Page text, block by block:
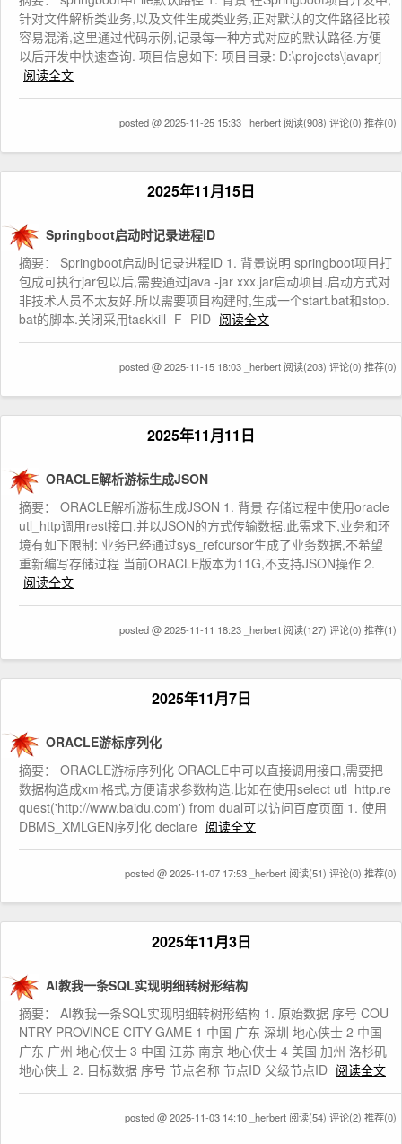
针对文件解析类业务,以及文件生成类业务,正对默认的文件路径比较
容易混淆,这里通过代码示例,记录每一种方式对应的默认路径.方便
以后开发中快速查询. 项目信息如下: 项目目录: D:\projects\javaprj
阅读全文
posted @ 2025-11-25 15:33 _herbert 阅读(908) 评论(0) 推荐(0)
2025年11月15日
Springboot启动时记录进程ID
摘要： Springboot启动时记录进程ID 1. 背景说明 springboot项目打
包成可执行jar包以后,需要通过java -jar xxx.jar启动项目.启动方式对
非技术人员不太友好.所以需要项目构建时,生成一个start.bat和stop.
bat的脚本.关闭采用taskkill -F -PID 阅读全文
posted @ 2025-11-15 18:03 _herbert 阅读(203) 评论(0) 推荐(0)
2025年11月11日
ORACLE解析游标生成JSON
摘要： ORACLE解析游标生成JSON 1. 背景 存储过程中使用oracle
utl_http调用rest接口,并以JSON的方式传输数据.此需求下,业务和环
境有如下限制: 业务已经通过sys_refcursor生成了业务数据,不希望
重新编写存储过程 当前ORACLE版本为11G,不支持JSON操作 2.
阅读全文
posted @ 2025-11-11 18:23 _herbert 阅读(127) 评论(0) 推荐(1)
2025年11月7日
ORACLE游标序列化
摘要： ORACLE游标序列化 ORACLE中可以直接调用接口,需要把
数据构造成xml格式,方便请求参数构造.比如在使用select utl_http.re
quest('http://www.baidu.com') from dual可以访问百度页面 1. 使用
DBMS_XMLGEN序列化 declare 阅读全文
posted @ 2025-11-07 17:53 _herbert 阅读(51) 评论(0) 推荐(0)
2025年11月3日
AI教我一条SQL实现明细转树形结构
摘要： AI教我一条SQL实现明细转树形结构 1. 原始数据 序号 COU
NTRY PROVINCE CITY GAME 1 中国 广东 深圳 地心侠士 2 中国
广东 广州 地心侠士 3 中国 江苏 南京 地心侠士 4 美国 加州 洛杉矶
地心侠士 2. 目标数据 序号 节点名称 节点ID 父级节点ID 阅读全文
posted @ 2025-11-03 14:10 _herbert 阅读(54) 评论(2) 推荐(0)